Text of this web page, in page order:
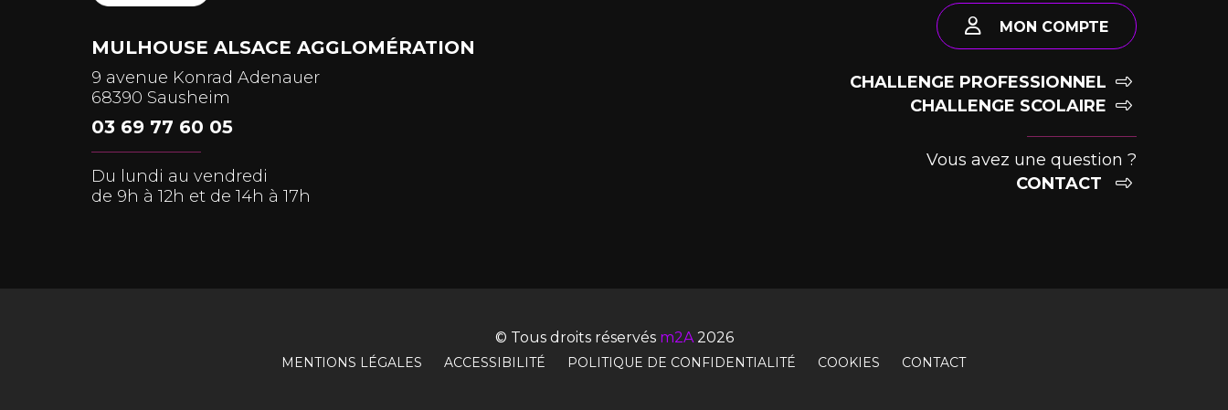
MULHOUSE ALSACE AGGLOMÉRATION
9 avenue Konrad Adenauer
68390 Sausheim
03 69 77 60 05
Du lundi au vendredi
de 9h à 12h et de 14h à 17h
MON COMPTE
CHALLENGE PROFESSIONNEL
CHALLENGE SCOLAIRE
Vous avez une question ?
CONTACT
© Tous droits réservés m2A2026
MENTIONS LÉGALES ACCESSIBILITÉ POLITIQUE DE CONFIDENTIALITÉ COOKIES CONTACT